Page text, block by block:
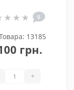
0
13185
грн.
+